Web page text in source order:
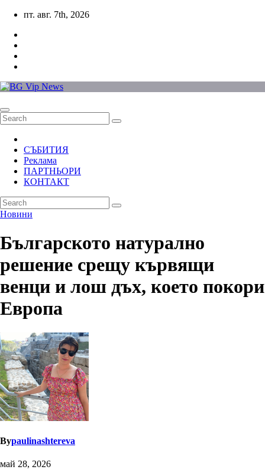
Skip
content
пт. авг. 7th, 2026
СЪБИТИЯ
Реклама
ПАРТНЬОРИ
КОНТАКТ
Новини
Българското натурално
решение срещу кървящи
венци и лош дъх, което покори
Европа
Bypaulinashtereva
май 28, 2026